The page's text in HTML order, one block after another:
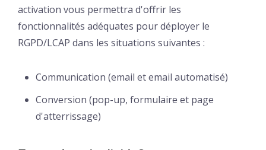
activation vous permettra d'offrir les
fonctionnalités adéquates pour déployer le
RGPD/LCAP dans les situations suivantes :
Communication (email et email automatisé)
Conversion (pop-up, formulaire et page
d'atterrissage)